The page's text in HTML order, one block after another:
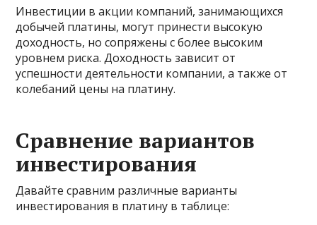
Инвестиции в акции компаний, занимающихся
добычей платины, могут принести высокую
доходность, но сопряжены с более высоким
уровнем риска. Доходность зависит от
успешности деятельности компании, а также от
колебаний цены на платину.
Сравнение вариантов
инвестирования
Давайте сравним различные варианты
инвестирования в платину в таблице: